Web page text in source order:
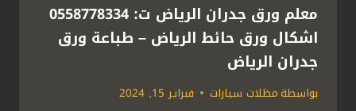
معلم ورق جدران الرياض ت: 0558778334
اشكال ورق حائط الرياض – طباعة ورق
جدران الرياض
بواسطةمظلات سيارات فبراير 15, 2024